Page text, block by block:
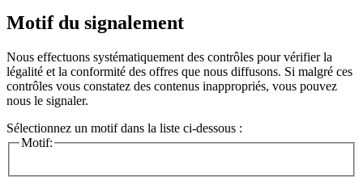
Motif du signalement
Nous effectuons systématiquement des contrôles pour vérifier la
légalité et la conformité des offres que nous diffusons. Si malgré ces
contrôles vous constatez des contenus inappropriés, vous pouvez
nous le signaler.
Sélectionnez un motif dans la liste ci-dessous :
Motif: